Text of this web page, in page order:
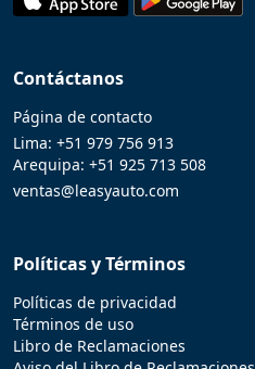
Contáctanos
Página de contacto
Lima: +51 979 756 913
Arequipa: +51 925 713 508
ventas@leasyauto.com
Políticas y Términos
Políticas de privacidad
Términos de uso
Libro de Reclamaciones